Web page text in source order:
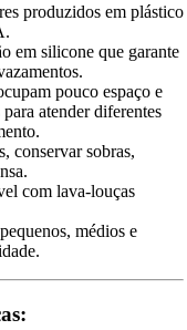
produzidos em plástico
em silicone que garante
pouco espaço e
atender diferentes
conservar sobras,
com lava-louças
médios e